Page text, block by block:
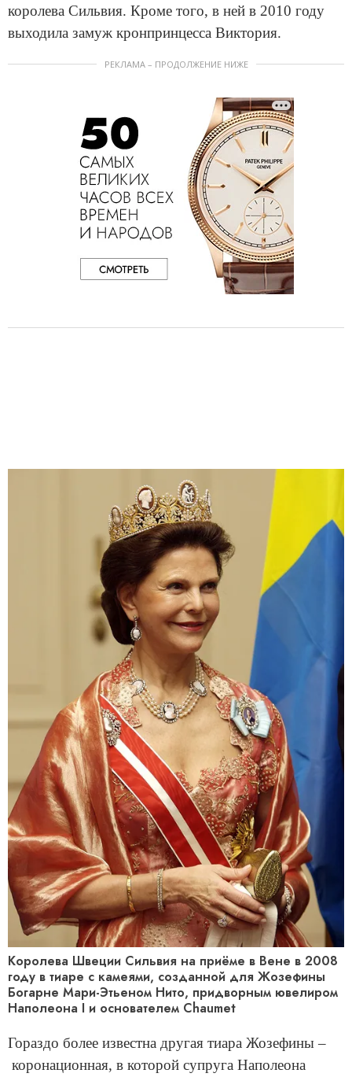
королева Сильвия. Кроме того, в ней в 2010 году
выходила замуж кронпринцесса Виктория.
РЕКЛАМА – ПРОДОЛЖЕНИЕ НИЖЕ
Королева Швеции Сильвия на приёме в Вене в 2008
году в тиаре с камеями, созданной для Жозефины
Богарне Мари-Этьеном Нито, придворным ювелиром
Наполеона I и основателем Chaumet
Гораздо более известна другая тиара Жозефины –
коронационная, в которой супруга Наполеона